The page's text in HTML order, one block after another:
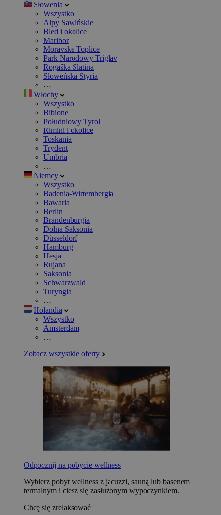
Słowenia
Wszystko
Alpy Sawińskie
Bled i okolice
Maribor
Moravske Toplice
Park Narodowy Triglav
Rogaška Slatina
Słoweńska Styria
…
Włochy
Wszystko
Bibione
Południowy Tyrol
Rimini i okolice
Toskania
Trydent
Umbria
…
Niemcy
Wszystko
Badenia-Wirtembergia
Bawaria
Berlin
Brandenburgia
Dolna Saksonia
Düsseldorf
Hamburg
Hesja
Rujana
Saksonia
Schwarzwald
Turyngia
…
Holandia
Wszystko
Amsterdam
…
Zobacz wszystkie oferty
Odpocznij na pobycie wellness
Wybierz pobyt wellness z jacuzzi, sauną lub basenem
termalnym i ciesz się zasłużonym wypoczynkiem.
Chcę się zrelaksować